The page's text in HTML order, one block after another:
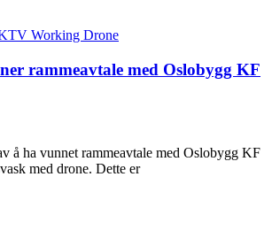
rammeavtale med Oslobygg KF
å ha vunnet rammeavtale med Oslobygg KF
med drone. Dette er